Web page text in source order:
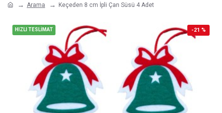
Arama Keçeden 8 cm İpli Çan Süsü 4 Adet
HIZLI TESLİMAT -21 %